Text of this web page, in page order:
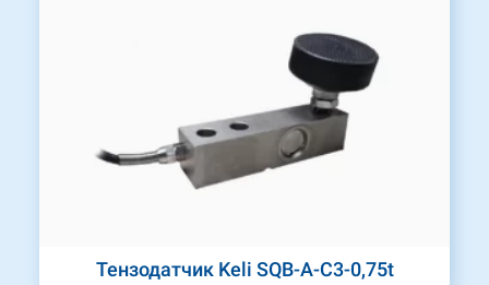
Тензодатчик Keli SQB-A-C3-0,75t